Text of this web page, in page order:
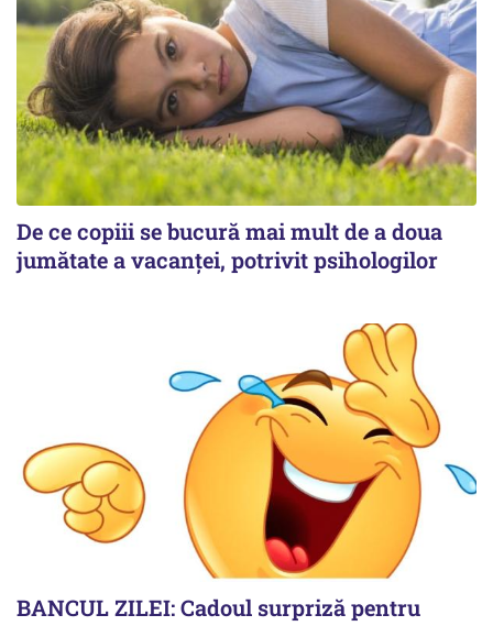
De ce copiii se bucură mai mult de a doua
jumătate a vacanței, potrivit psihologilor
BANCUL ZILEI: Cadoul surpriză pentru